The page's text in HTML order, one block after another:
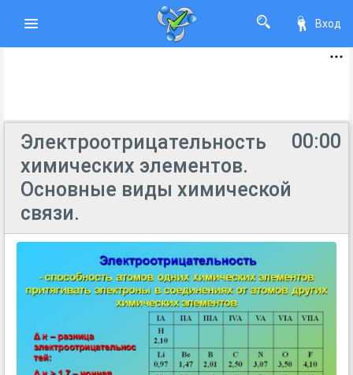
Вход
00:00
Электроотрицательность
химических элементов.
Основные виды химической
связи.